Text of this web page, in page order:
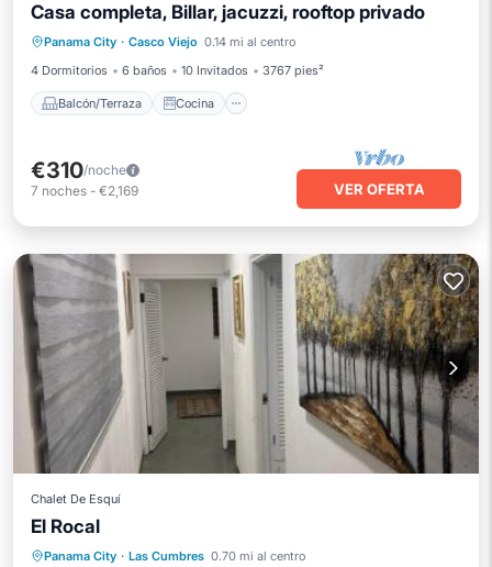
Casa completa, Billar, jacuzzi, rooftop privado
Panama City · Casco Viejo 0.14 mi al centro
4 Dormitorios
6 baños 10 Invitados 3767 pies²
Balcón/Terraza Cocina
Balcón/Terraza
Cocina
Aire acondicionado
Internet
€310/noche
7 noches - €2,169 VER OFERTA
Chalet De Esquí
El Rocal
Panama City · Las Cumbres 0.70 mi al centro
Piscina
Balcón/Terraza